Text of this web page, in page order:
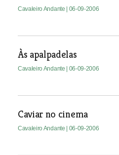
Cavaleiro Andante | 06-09-2006
Às apalpadelas
Cavaleiro Andante | 06-09-2006
Caviar no cinema
Cavaleiro Andante | 06-09-2006